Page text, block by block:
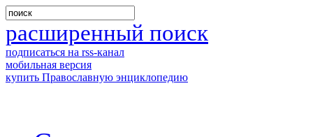
расширенный поиск
подписаться на rss-канал
мобильная версия
купить Православную энциклопедию